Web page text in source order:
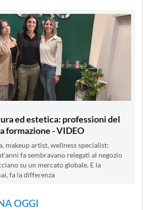
ed estetica: professioni del
formazione - VIDEO
makeup artist, wellness specialist:
fa sembravano relegati al negozio
su un mercato globale. E la
fa la differenza
OGGI